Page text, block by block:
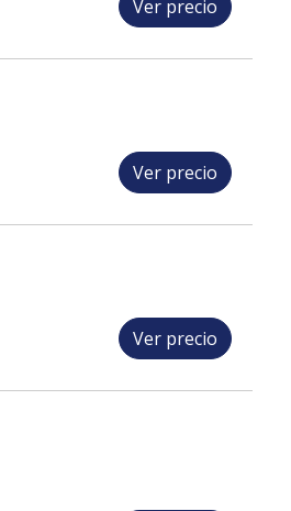
Ver precio
Ver precio
Ver precio